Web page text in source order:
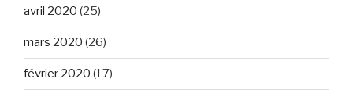
avril 2020 (25)
mars 2020 (26)
février 2020 (17)